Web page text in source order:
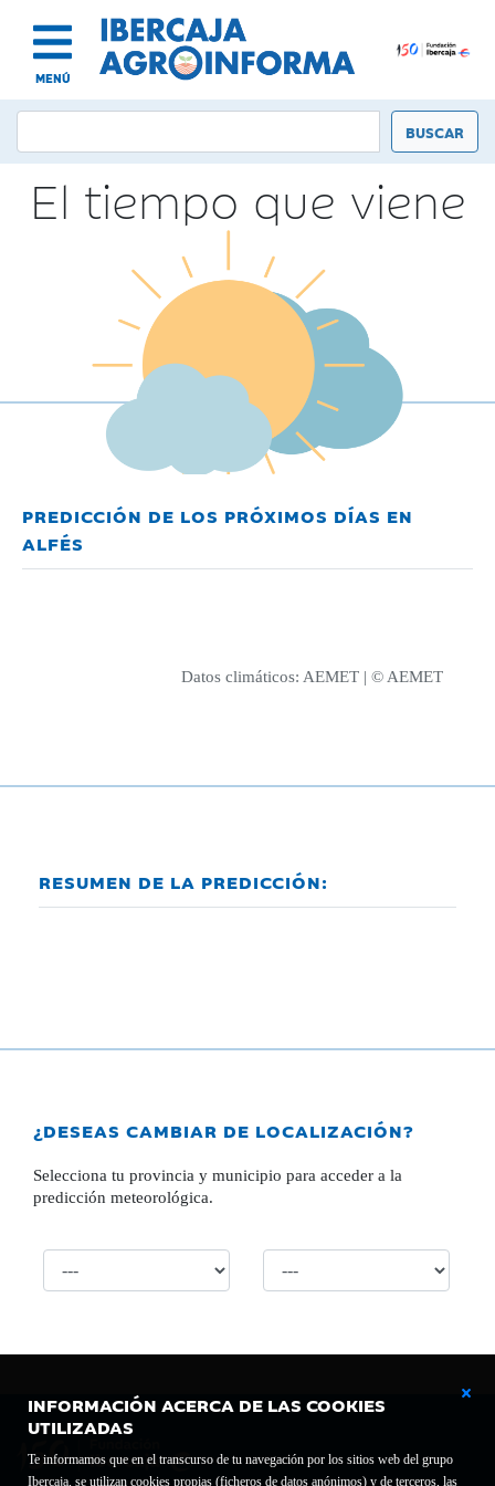
MENÚ
INFORMACIÓN ACERCA DE LAS COOKIES
UTILIZADAS
Te informamos que en el transcurso de tu navegación por los sitios web del grupo
Ibercaja, se utilizan cookies propias (ficheros de datos anónimos) y de terceros, las
El tiempo que viene
PREDICCIÓN DE LOS PRÓXIMOS DÍAS EN
ALFÉS
Datos climáticos: AEMET | © AEMET
RESUMEN DE LA PREDICCIÓN:
¿DESEAS CAMBIAR DE LOCALIZACIÓN?
Selecciona tu provincia y municipio para acceder a la
predicción meteorológica.